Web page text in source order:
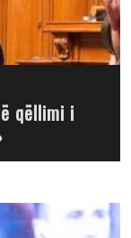
qëllimi i